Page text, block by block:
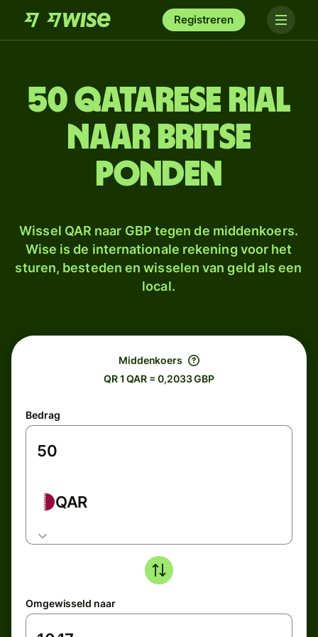
Registreren
50 Qatarese rial
naar Britse
ponden
Wissel QAR naar GBP tegen de middenkoers.
Wise is de internationale rekening voor het
sturen, besteden en wisselen van geld als een
local.
Middenkoers
QR 1 QAR = 0,2033 GBP
Bedrag
QAR
Omgewisseld naar